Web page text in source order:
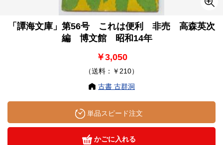
「譚海文庫」第56号 これは便利 非売 高森英次
編 博文館 昭和14年
￥3,050
（送料：￥210）
古書 古群洞
単品スピード注文
かごに入れる